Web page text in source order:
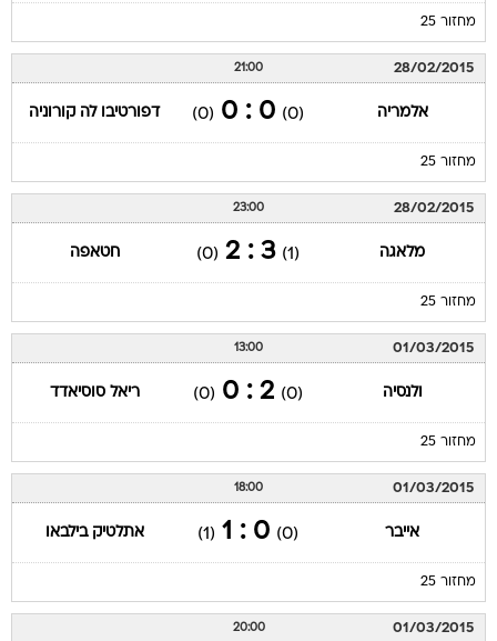
מחזור 25
28/02/2015
21:00
אלמריה (0)
0 : 0
(0) דפורטיבו לה קורוניה
מחזור 25
28/02/2015
23:00
מלאגה (1)
3 : 2
(0) חטאפה
מחזור 25
01/03/2015
13:00
ולנסיה (0)
2 : 0
(0) ריאל סוסיאדד
מחזור 25
01/03/2015
18:00
אייבר (0)
0 : 1
(1) אתלטיק בילבאו
מחזור 25
01/03/2015
20:00